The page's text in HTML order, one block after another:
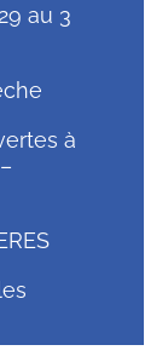
au 3
à